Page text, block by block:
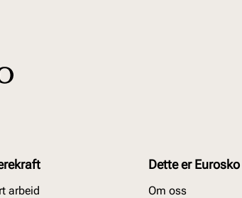
arbeid
Dette er Eurosko
Om oss